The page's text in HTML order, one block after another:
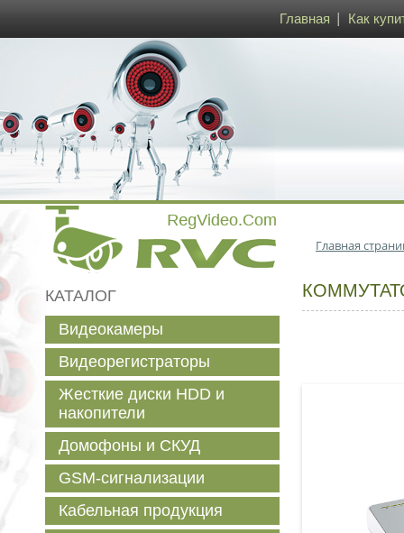
Главная Как
Главная
КАТАЛОГ
Видеокамеры
Видеорегистраторы
Жесткие диски HDD и
накопители
Домофоны и СКУД
GSM-сигнализации
Кабельная продукция